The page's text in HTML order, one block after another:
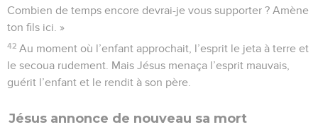
Combien de temps encore devrai-je vous supporter ? Amène
ton fils ici. »
42 Au moment où l’enfant approchait, l’esprit le jeta à terre et
le secoua rudement. Mais Jésus menaça l’esprit mauvais,
guérit l’enfant et le rendit à son père.
Jésus annonce de nouveau sa mort